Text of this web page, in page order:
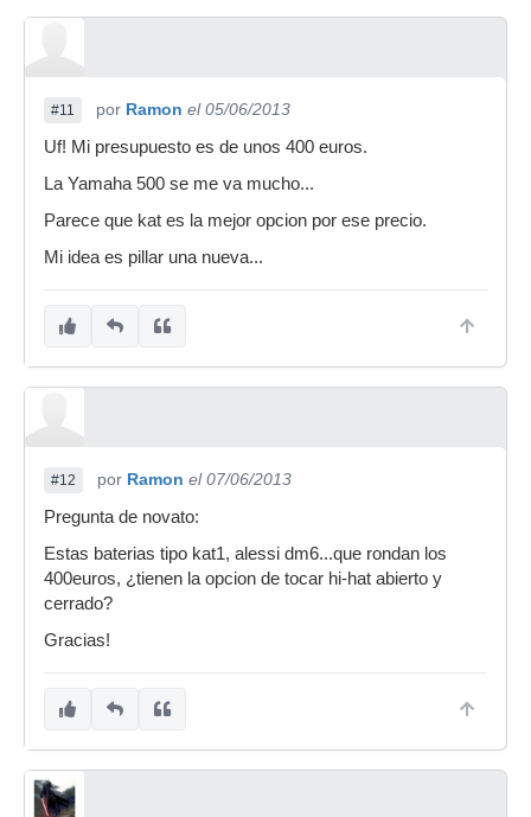
#11 por Ramon el 05/06/2013
Uf! Mi presupuesto es de unos 400 euros.
La Yamaha 500 se me va mucho...
Parece que kat es la mejor opcion por ese precio.
Mi idea es pillar una nueva...
#12 por Ramon el 07/06/2013
Pregunta de novato:
Estas baterias tipo kat1, alessi dm6...que rondan los
400euros, ¿tienen la opcion de tocar hi-hat abierto y
cerrado?
Gracias!